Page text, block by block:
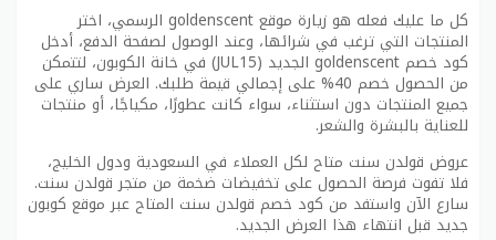
كل ما عليك فعله هو زيارة موقع goldenscent الرسمي، اختر
المنتجات التي ترغب في شرائها، وعند الوصول لصفحة الدفع، أدخل
كود خصم goldenscent الجديد (JUL15) في خانة الكوبون، لتتمكن
من الحصول خصم 40% على إجمالي قيمة طلبك. العرض ساري على
جميع المنتجات دون استثناء، سواء كانت عطورًا، مكياجًا، أو منتجات
للعناية بالبشرة والشعر.
عروض قولدن سنت متاح لكل العملاء في السعودية ودول الخليج،
فلا تفوت فرصة الحصول على تخفيضات ضخمة من متجر قولدن سنت.
سارع الآن واستفد من كود خصم قولدن سنت المتاح عبر موقع كوبون
جديد قبل انتهاء هذا العرض الجديد.